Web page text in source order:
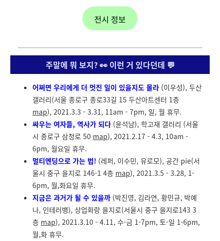
전시 정보
주말에 뭐 보지? 👀 이런 거 있다던데 💬
어쩌면 우리에게 더 멋진 일이 있을지도 몰라 (이우성), 두산
갤러리(서울 종로구 종로33길 15 두산아트센터 1층
map), 2021.3.3 - 3.31, 11am - 7pm, 일, 월 휴무.
싸우는 여자들, 역사가 되다 (윤석남), 학고재 갤러리 (서울
시 종로구 삼청로 50 map), 2021.2.17 - 4.3, 10am -
6pm, 월요일 휴무.
멀티엔딩으로 가는 법! (레퍼, 이수민, 유로모), 공간 pie(서
울시 중구 을지로 146-1 4층 map), 2021.3.5 - 3.28, 1-
6pm, 월,화요일 휴무.
지금은 과거가 될 수 있을까 (박진영, 김라연, 황민규, 박예
나, 인테러뱅), 상업화랑 을지로(서울시 중구 을지로143 3
층 map), 2021.3.10 - 4.11, 수-금 1-7pm, 토-일 1-6pm,
월,화 휴무.